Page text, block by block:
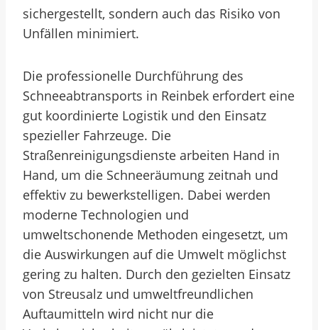
sichergestellt, sondern auch das Risiko von
Unfällen minimiert.
Die professionelle Durchführung des
Schneeabtransports in Reinbek erfordert eine
gut koordinierte Logistik und den Einsatz
spezieller Fahrzeuge. Die
Straßenreinigungsdienste arbeiten Hand in
Hand, um die Schneeräumung zeitnah und
effektiv zu bewerkstelligen. Dabei werden
moderne Technologien und
umweltschonende Methoden eingesetzt, um
die Auswirkungen auf die Umwelt möglichst
gering zu halten. Durch den gezielten Einsatz
von Streusalz und umweltfreundlichen
Auftaumitteln wird nicht nur die